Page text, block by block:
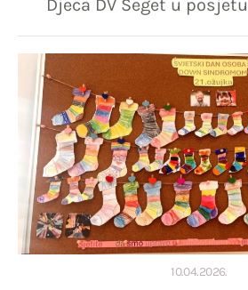
Djeca DV Seget u
10.04.2026.